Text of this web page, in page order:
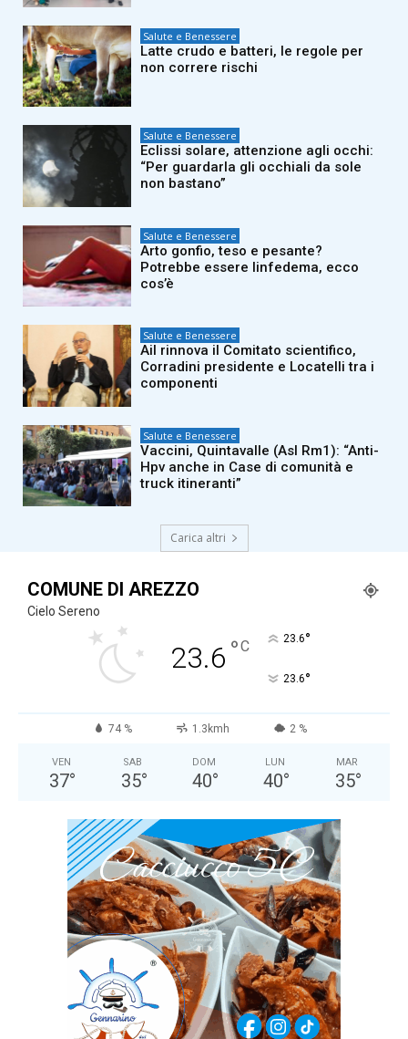
Salute e Benessere
Latte crudo e batteri, le regole per
non correre rischi
Salute e Benessere
Eclissi solare, attenzione agli occhi:
“Per guardarla gli occhiali da sole
non bastano”
Salute e Benessere
Arto gonfio, teso e pesante?
Potrebbe essere linfedema, ecco
cos’è
Salute e Benessere
Ail rinnova il Comitato scientifico,
Corradini presidente e Locatelli tra i
componenti
Salute e Benessere
Vaccini, Quintavalle (Asl Rm1): “Anti-
Hpv anche in Case di comunità e
truck itineranti”
Carica altri
COMUNE DI AREZZO
Cielo Sereno
23.6 °C 23.6°
23.6°
74 % 1.3kmh 2 %
VEN
37°
SAB
35°
DOM
40°
LUN
40°
MAR
35°